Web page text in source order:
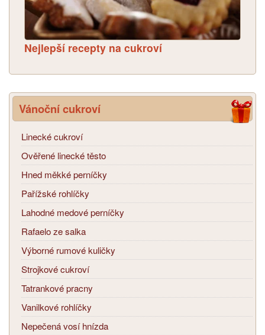
Nejlepší recepty na cukroví
Vánoční cukroví
Linecké cukroví
Ověřené linecké těsto
Hned měkké perníčky
Pařížské rohlíčky
Lahodné medové perníčky
Rafaelo ze salka
Výborné rumové kuličky
Strojkové cukroví
Tatrankové pracny
Vanilkové rohlíčky
Nepečená vosí hnízda